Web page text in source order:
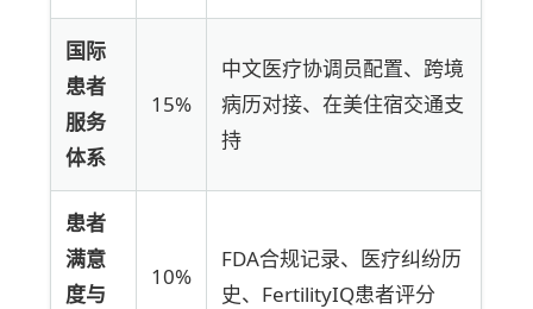
国际
患者
服务
体系
15%
中文医疗协调员配置、跨境
病历对接、在美住宿交通支
持
患者
满意
度与
10%
FDA合规记录、医疗纠纷历
史、FertilityIQ患者评分